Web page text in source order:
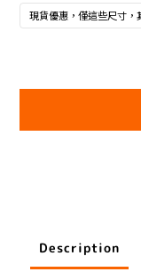
現貨優惠，僅這些尺寸
Description